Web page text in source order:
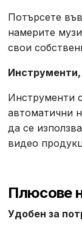
Потърсете
намерите
свои
Инструменти
автоматични
да се
видео
Плюсове
Удобен за